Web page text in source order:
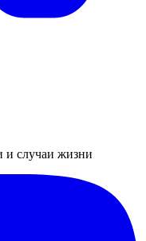
и случаи жизни